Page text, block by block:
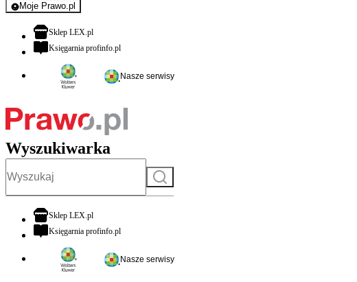
Moje Prawo.pl
- rejestracja i logowanie do serwisu
Sklep LEX.plotwiera się w nowej karcie
Księgarnia profinfo.plotwiera się w nowej karcie
Nasze serwisy
Wyszukiwarka
Szukaj
Sklep LEX.plotwiera się w nowej karcie
Księgarnia profinfo.plotwiera się w nowej karcie
Nasze serwisy